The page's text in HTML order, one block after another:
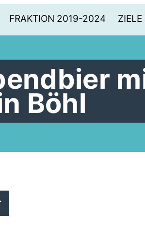
FRAKTION 2019-2024
Böhl